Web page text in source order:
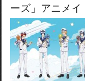
ーズ」アニメイ